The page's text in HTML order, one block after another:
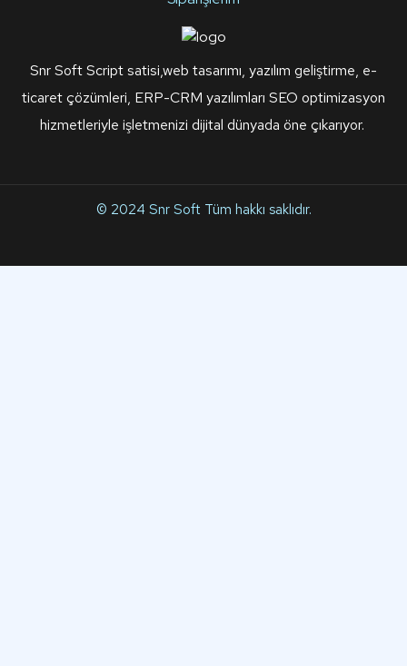
Snr Soft Script satisi,web tasarımı, yazılım geliştirme, e-
ticaret çözümleri, ERP-CRM yazılımları SEO optimizasyon
hizmetleriyle işletmenizi dijital dünyada öne çıkarıyor.
© 2024 Snr Soft Tüm hakkı saklıdır.